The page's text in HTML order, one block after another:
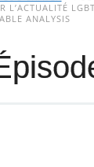
ANALYSIS